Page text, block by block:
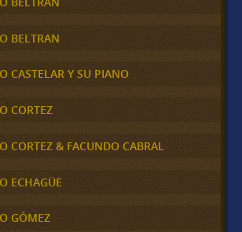
BELTRAN
CASTELAR Y SU PIANO
CORTEZ
CORTEZ & FACUNDO CABRAL
ECHAGÜE
GÓMEZ